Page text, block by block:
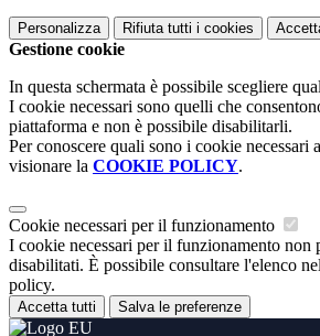
Personalizza Rifiuta tutti i cookies
Gestione cookie
In questa schermata è possibile scegliere
I cookie necessari sono quelli che
piattaforma e non è possibile disabilitarli.
Per conoscere quali sono i cookie necessari
visionare la COOKIE POLICY.
Cookie necessari per il funzionamento
I cookie necessari per il funzionamento non
disabilitati. È possibile consultare l'elenco
policy.
Accetta tutti Salva le preferenze